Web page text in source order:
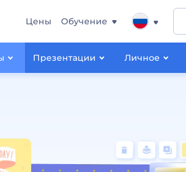
Презентации Личное
Цены Обучение